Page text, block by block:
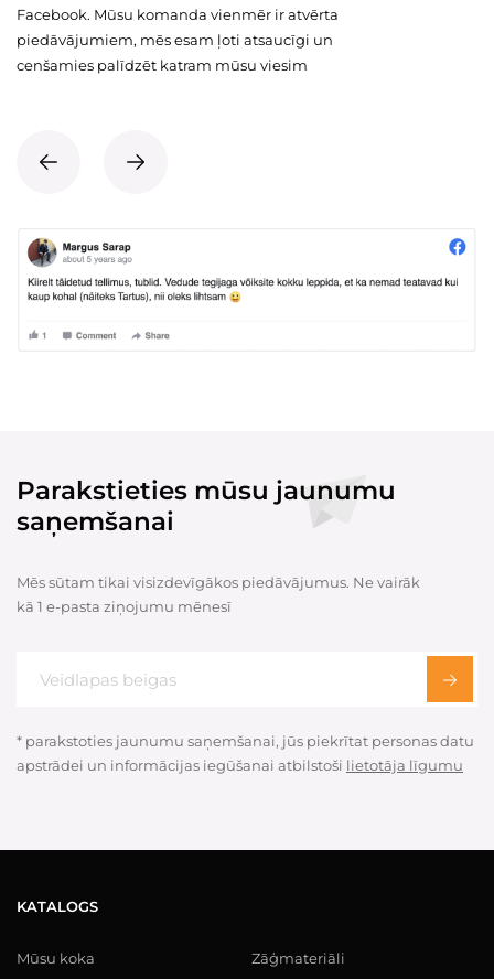
Facebook. Mūsu komanda vienmēr ir atvērta
piedāvājumiem, mēs esam ļoti atsaucīgi un
cenšamies palīdzēt katram mūsu viesim
Parakstieties mūsu jaunumu
saņemšanai
Mēs sūtam tikai visizdevīgākos piedāvājumus. Ne vairāk
kā 1 e-pasta ziņojumu mēnesī
* parakstoties jaunumu saņemšanai, jūs piekrītat personas datu
apstrādei un informācijas iegūšanai atbilstoši lietotāja līgumu
KATALOGS
Mūsu koka Zāģmateriāli